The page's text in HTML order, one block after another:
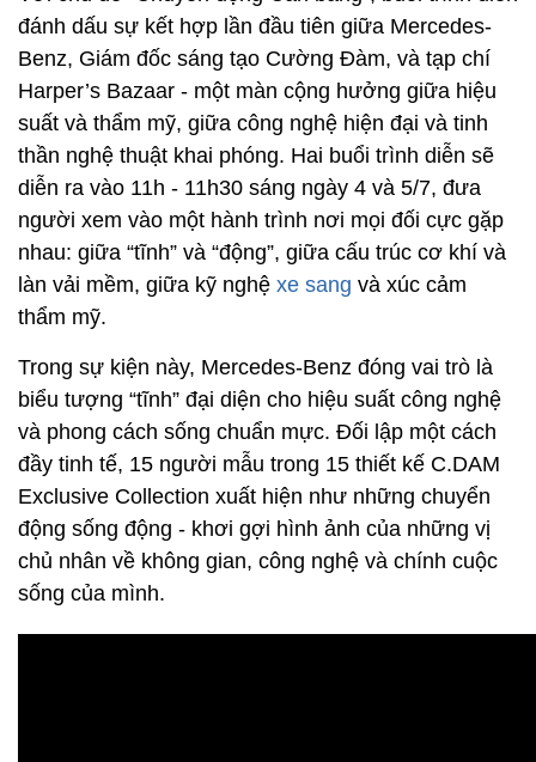
đánh dấu sự kết hợp lần đầu tiên giữa Mercedes-
Benz, Giám đốc sáng tạo Cường Đàm, và tạp chí
Harper’s Bazaar - một màn cộng hưởng giữa hiệu
suất và thẩm mỹ, giữa công nghệ hiện đại và tinh
thần nghệ thuật khai phóng. Hai buổi trình diễn sẽ
diễn ra vào 11h - 11h30 sáng ngày 4 và 5/7, đưa
người xem vào một hành trình nơi mọi đối cực gặp
nhau: giữa “tĩnh” và “động”, giữa cấu trúc cơ khí và
làn vải mềm, giữa kỹ nghệ xe sang và xúc cảm
thẩm mỹ.
Trong sự kiện này, Mercedes-Benz đóng vai trò là
biểu tượng “tĩnh” đại diện cho hiệu suất công nghệ
và phong cách sống chuẩn mực. Đối lập một cách
đầy tinh tế, 15 người mẫu trong 15 thiết kế C.DAM
Exclusive Collection xuất hiện như những chuyển
động sống động - khơi gợi hình ảnh của những vị
chủ nhân về không gian, công nghệ và chính cuộc
sống của mình.